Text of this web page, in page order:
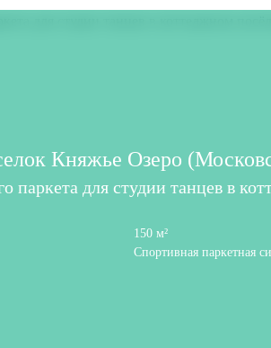
Княжье Озеро
паркета для студии танцев в
150 м²
Спортивная паркетная